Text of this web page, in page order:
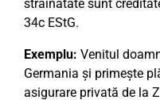
străinătate sunt
34c EStG.
Exemplu: Venitul
Germania și primește
asigurare privată de la